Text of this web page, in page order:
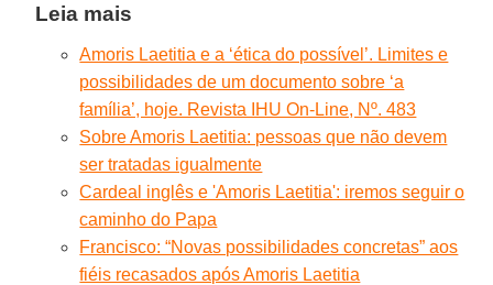
Leia mais
Amoris Laetitia e a ‘ética do possível’. Limites e
possibilidades de um documento sobre ‘a
família’, hoje. Revista IHU On-Line, Nº. 483
Sobre Amoris Laetitia: pessoas que não devem
ser tratadas igualmente
Cardeal inglês e 'Amoris Laetitia': iremos seguir o
caminho do Papa
Francisco: “Novas possibilidades concretas” aos
fiéis recasados após Amoris Laetitia